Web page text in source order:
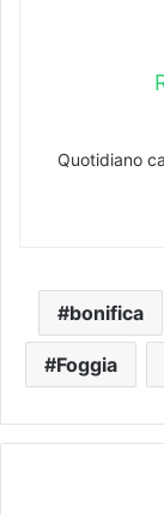
Quotidiano
bonifica
Foggia